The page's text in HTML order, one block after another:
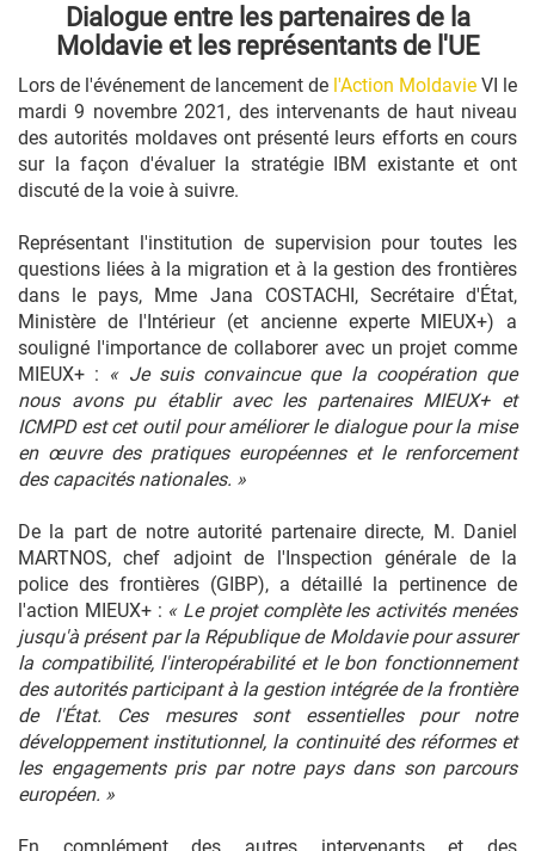
Dialogue entre les partenaires de la
Moldavie et les représentants de l'UE
Lors de l'événement de lancement de l'Action Moldavie VI le
mardi 9 novembre 2021, des intervenants de haut niveau
des autorités moldaves ont présenté leurs efforts en cours
sur la façon d'évaluer la stratégie IBM existante et ont
discuté de la voie à suivre.
Représentant l'institution de supervision pour toutes les
questions liées à la migration et à la gestion des frontières
dans le pays, Mme Jana COSTACHI, Secrétaire d'État,
Ministère de l'Intérieur (et ancienne experte MIEUX+) a
souligné l'importance de collaborer avec un projet comme
MIEUX+ : «Je suis convaincue que la coopération que
nous avons pu établir avec les partenaires MIEUX+ et
ICMPD est cet outil pour améliorer le dialogue pour la mise
en œuvre des pratiques européennes et le renforcement
des capacités nationales. »
De la part de notre autorité partenaire directe, M. Daniel
MARTNOS, chef adjoint de l'Inspection générale de la
police des frontières (GIBP), a détaillé la pertinence de
l'action MIEUX+ : «Le projet complète les activités menées
jusqu'à présent par la République de Moldavie pour assurer
la compatibilité, l'interopérabilité et le bon fonctionnement
des autorités participant à la gestion intégrée de la frontière
de l'État. Ces mesures sont essentielles pour notre
développement institutionnel, la continuité des réformes et
les engagements pris par notre pays dans son parcours
européen. »
En complément des autres intervenants et des